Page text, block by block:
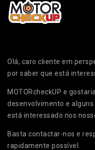
Olá, caro cliente em
por saber que está
MOTORcheckUP e
desenvolvimento e
está interessado nos
Basta contactar-nos e
rapidamente possível.